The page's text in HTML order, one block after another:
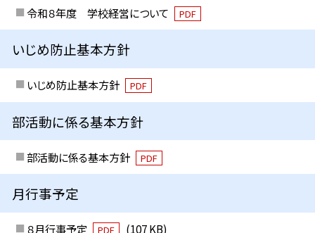
令和８年度 学校経営について PDF
いじめ防止基本方針
いじめ防止基本方針 PDF
部活動に係る基本方針
部活動に係る基本方針 PDF
月行事予定
８月行事予定 PDF (107 KB)